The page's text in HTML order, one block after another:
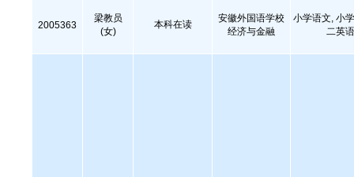
2005363
梁教员
(女)
本科在读
安徽外国语学校
经济与金融
小学语文, 小
二英